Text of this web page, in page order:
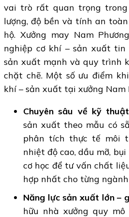
vai trò rất quan trọng
lượng, độ bền và tính an
hộ. Xưởng may Nam
nghiệp cơ khí – sản xuất tin
sản xuất mạnh và quy trình
chặt chẽ. Một số ưu điểm
khí – sản xuất tại xưởng Nam
Chuyên sâu về kỹ
sản xuất theo mẫu có
phân tích thực tế môi
nhiệt độ cao, dầu mỡ,
cơ học để tư vấn chất
hợp nhất cho từng
Năng lực sản xuất lớn –
hữu nhà xưởng quy mô